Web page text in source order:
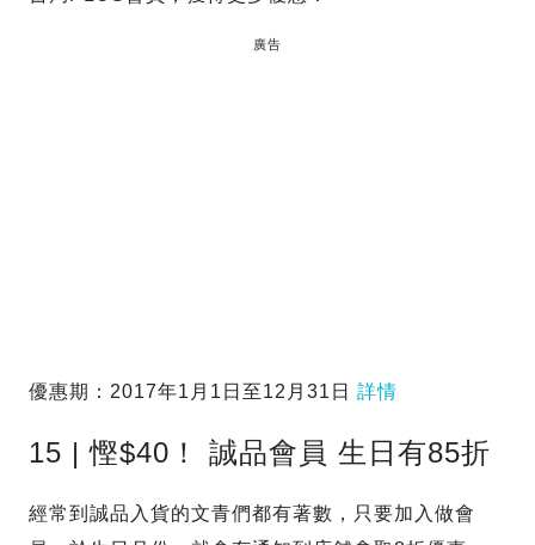
廣告
優惠期：2017年1月1日至12月31日 詳情
15 | 慳$40！ 誠品會員 生日有85折
經常到誠品入貨的文青們都有著數，只要加入做會